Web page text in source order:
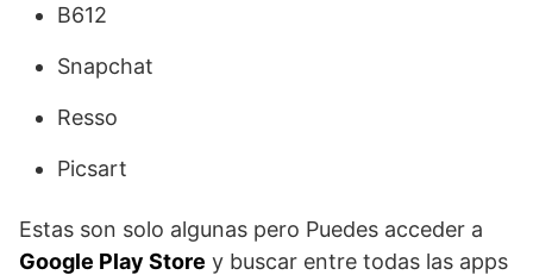
B612
Snapchat
Resso
Picsart
Estas son solo algunas pero Puedes acceder a
Google Play Store y buscar entre todas las apps